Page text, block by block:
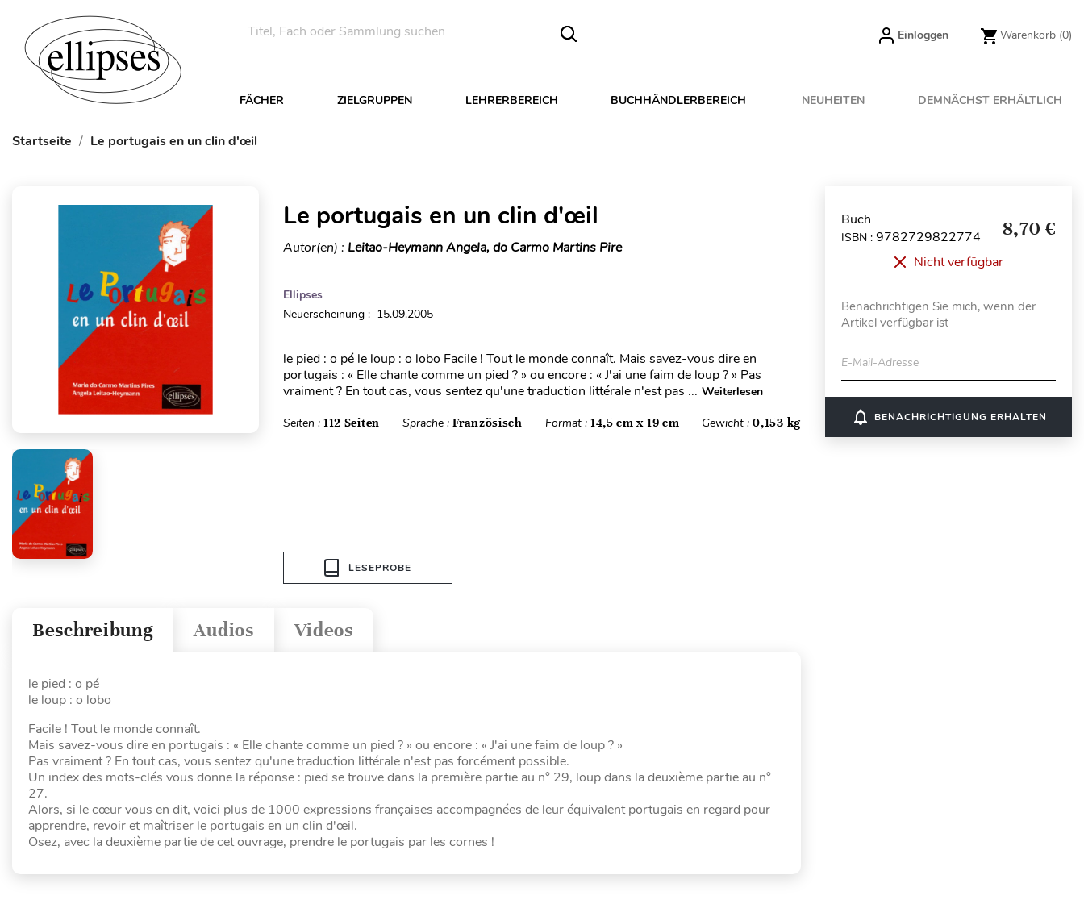
Einloggen Warenkorb (0)
FÄCHER ZIELGRUPPEN LEHRERBEREICH BUCHHÄNDLERBEREICH NEUHEITEN DEMNÄCHST ERHÄLTLICH
Startseite Le portugais en un clin d'œil
Le portugais en un clin d'œil
Autor(en) : Leitao-Heymann Angela, do Carmo Martins Pire
Ellipses
Neuerscheinung : 15.09.2005
le pied : o pé le loup : o lobo Facile ! Tout le monde connaît. Mais savez-vous dire en
portugais : « Elle chante comme un pied ? » ou encore : « J'ai une faim de loup ? » Pas
vraiment ? En tout cas, vous sentez qu'une traduction littérale n'est pas ... Weiterlesen
Seiten : 112 Seiten Sprache :Französisch Format : 14,5 cm x 19 cm Gewicht :0,153 kg
LESEPROBE
Videos
Audios
Beschreibung
le pied : o pé
le loup : o lobo
Facile ! Tout le monde connaît.
Mais savez-vous dire en portugais : « Elle chante comme un pied ? » ou encore : « J'ai une faim de loup ? »
Pas vraiment ? En tout cas, vous sentez qu'une traduction littérale n'est pas forcément possible.
Un index des mots-clés vous donne la réponse : pied se trouve dans la première partie au n° 29, loup dans la deuxième partie au n°
27.
Alors, si le cœur vous en dit, voici plus de 1000 expressions françaises accompagnées de leur équivalent portugais en regard pour
apprendre, revoir et maîtriser le portugais en un clin d'œil.
Osez, avec la deuxième partie de cet ouvrage, prendre le portugais par les cornes !
Buch
ISBN : 9782729822774 8,70 €
Nicht verfügbar
Benachrichtigen Sie mich, wenn der
Artikel verfügbar ist
E-Mail-Adresse
notifications_none BENACHRICHTIGUNG ERHALTEN